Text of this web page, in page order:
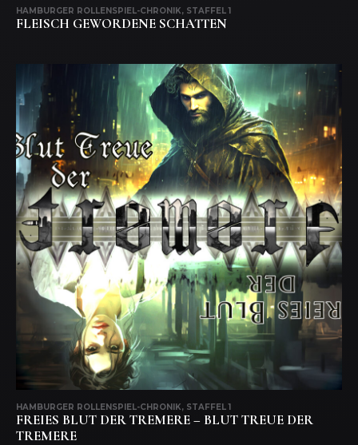
HAMBURGER ROLLENSPIEL-CHRONIK, STAFFEL 1
FLEISCH GEWORDENE SCHATTEN
HAMBURGER ROLLENSPIEL-CHRONIK, STAFFEL 1
FREIES BLUT DER TREMERE – BLUT TREUE DER
TREMERE